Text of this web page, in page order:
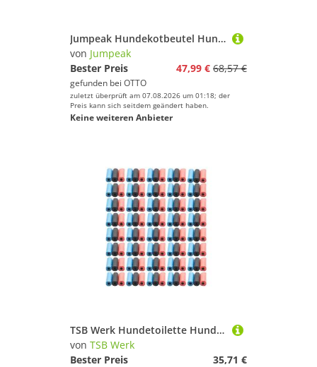
Jumpeak Hundekotbeutel Hundekotbeutelspender,hundekotbeutel mit henkel,hundekotbeutel halter, Hundekotsammler, Kotbeutel für Hunde, Hundezubehör, Hundetoilette
von Jumpeak
Bester Preis
47,99 € 68,57 €
gefunden bei OTTO
zuletzt überprüft am 07.08.2026 um 01:18; der
Preis kann sich seitdem geändert haben.
Keine weiteren Anbieter
TSB Werk Hundetoilette Hundekotbeutel Hundebeutel Kotbeutel Gassibeutel, Hund, Kot, Beutel, Tüten, Bag, Rolle
von TSB Werk
Bester Preis
35,71 €